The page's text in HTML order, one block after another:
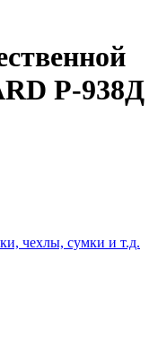
Р-938Д
чехлы, сумки и т.д.